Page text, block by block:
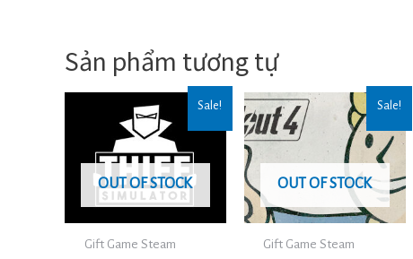
Sản phẩm tương tự
Sale!
OUT OF STOCK
Gift Game Steam
Sale!
OUT OF STOCK
Gift Game Steam